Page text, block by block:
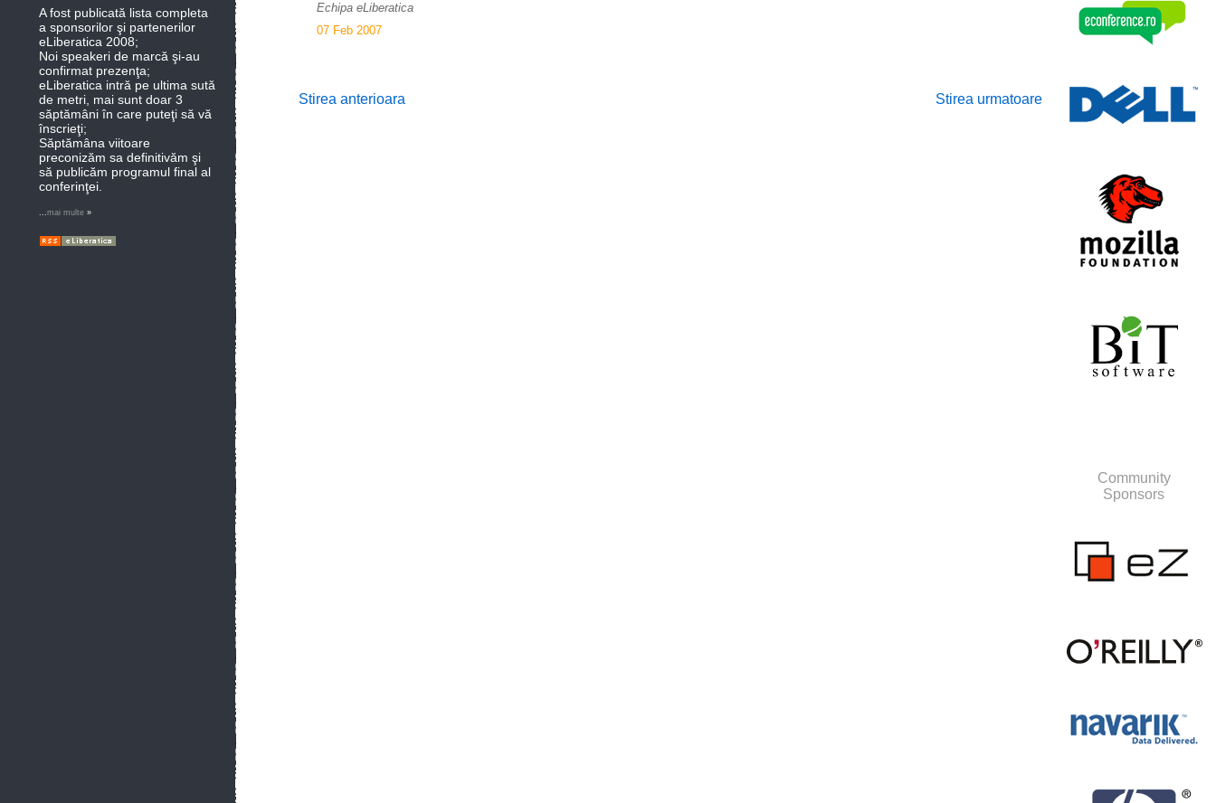
A fost publicată lista completa
a sponsorilor şi partenerilor
eLiberatica 2008;
Noi speakeri de marcă şi-au
confirmat prezenţa;
eLiberatica intră pe ultima sută
de metri, mai sunt doar 3
săptămâni în care puteţi să vă
înscrieţi;
Săptămâna viitoare
preconizăm sa definitivăm şi
să publicăm programul final al
conferinţei.
...mai multe »
Echipa eLiberatica
07 Feb 2007
Stirea anterioara Stirea urmatoare
Community
Sponsors